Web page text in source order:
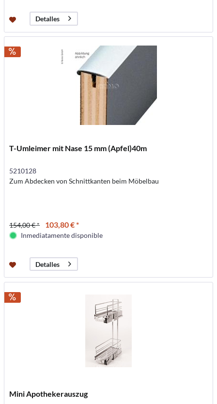
Detalles
T-Umleimer mit Nase 15 mm (Apfel)40m
5210128
Zum Abdecken von Schnittkanten beim Möbelbau
154,00 € * 103,80 € *
Inmediatamente disponible
Detalles
Mini Apothekerauszug